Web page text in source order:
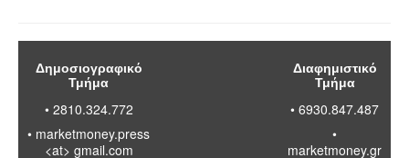
Δημοσιογραφικό
Τμήμα
• 2810.324.772
• marketmoney.press
<at> gmail.com
Διαφημιστικό
Τμήμα
• 6930.847.487
•
marketmoney.gr